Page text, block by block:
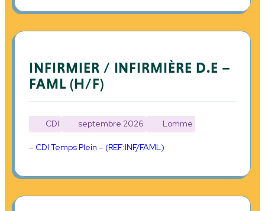
INFIRMIER / INFIRMIÈRE D.E –
FAML (H/F)
CDI septembre 2026 Lomme
– CDI Temps Plein – (REF:INF/FAML)